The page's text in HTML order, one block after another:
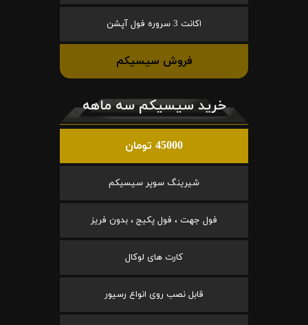
اکانت 3 سروره فول آپشن
فروش سیسیکم
خرید سیسیکم سه ماهه
45000 تومان
شیرینگ سوپر سیسیکم
فول جهت ، فول پکیج ، بدون فریز
کارت های لوکال
قابل نصب روی انواع رسیور